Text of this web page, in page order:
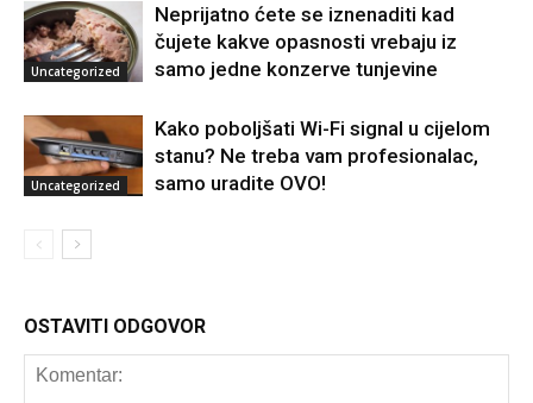
Uncategorized
Neprijatno ćete se iznenaditi kad
čujete kakve opasnosti vrebaju iz
samo jedne konzerve tunjevine
Uncategorized
Kako poboljšati Wi-Fi signal u cijelom
stanu? Ne treba vam profesionalac,
samo uradite OVO!
OSTAVITI ODGOVOR